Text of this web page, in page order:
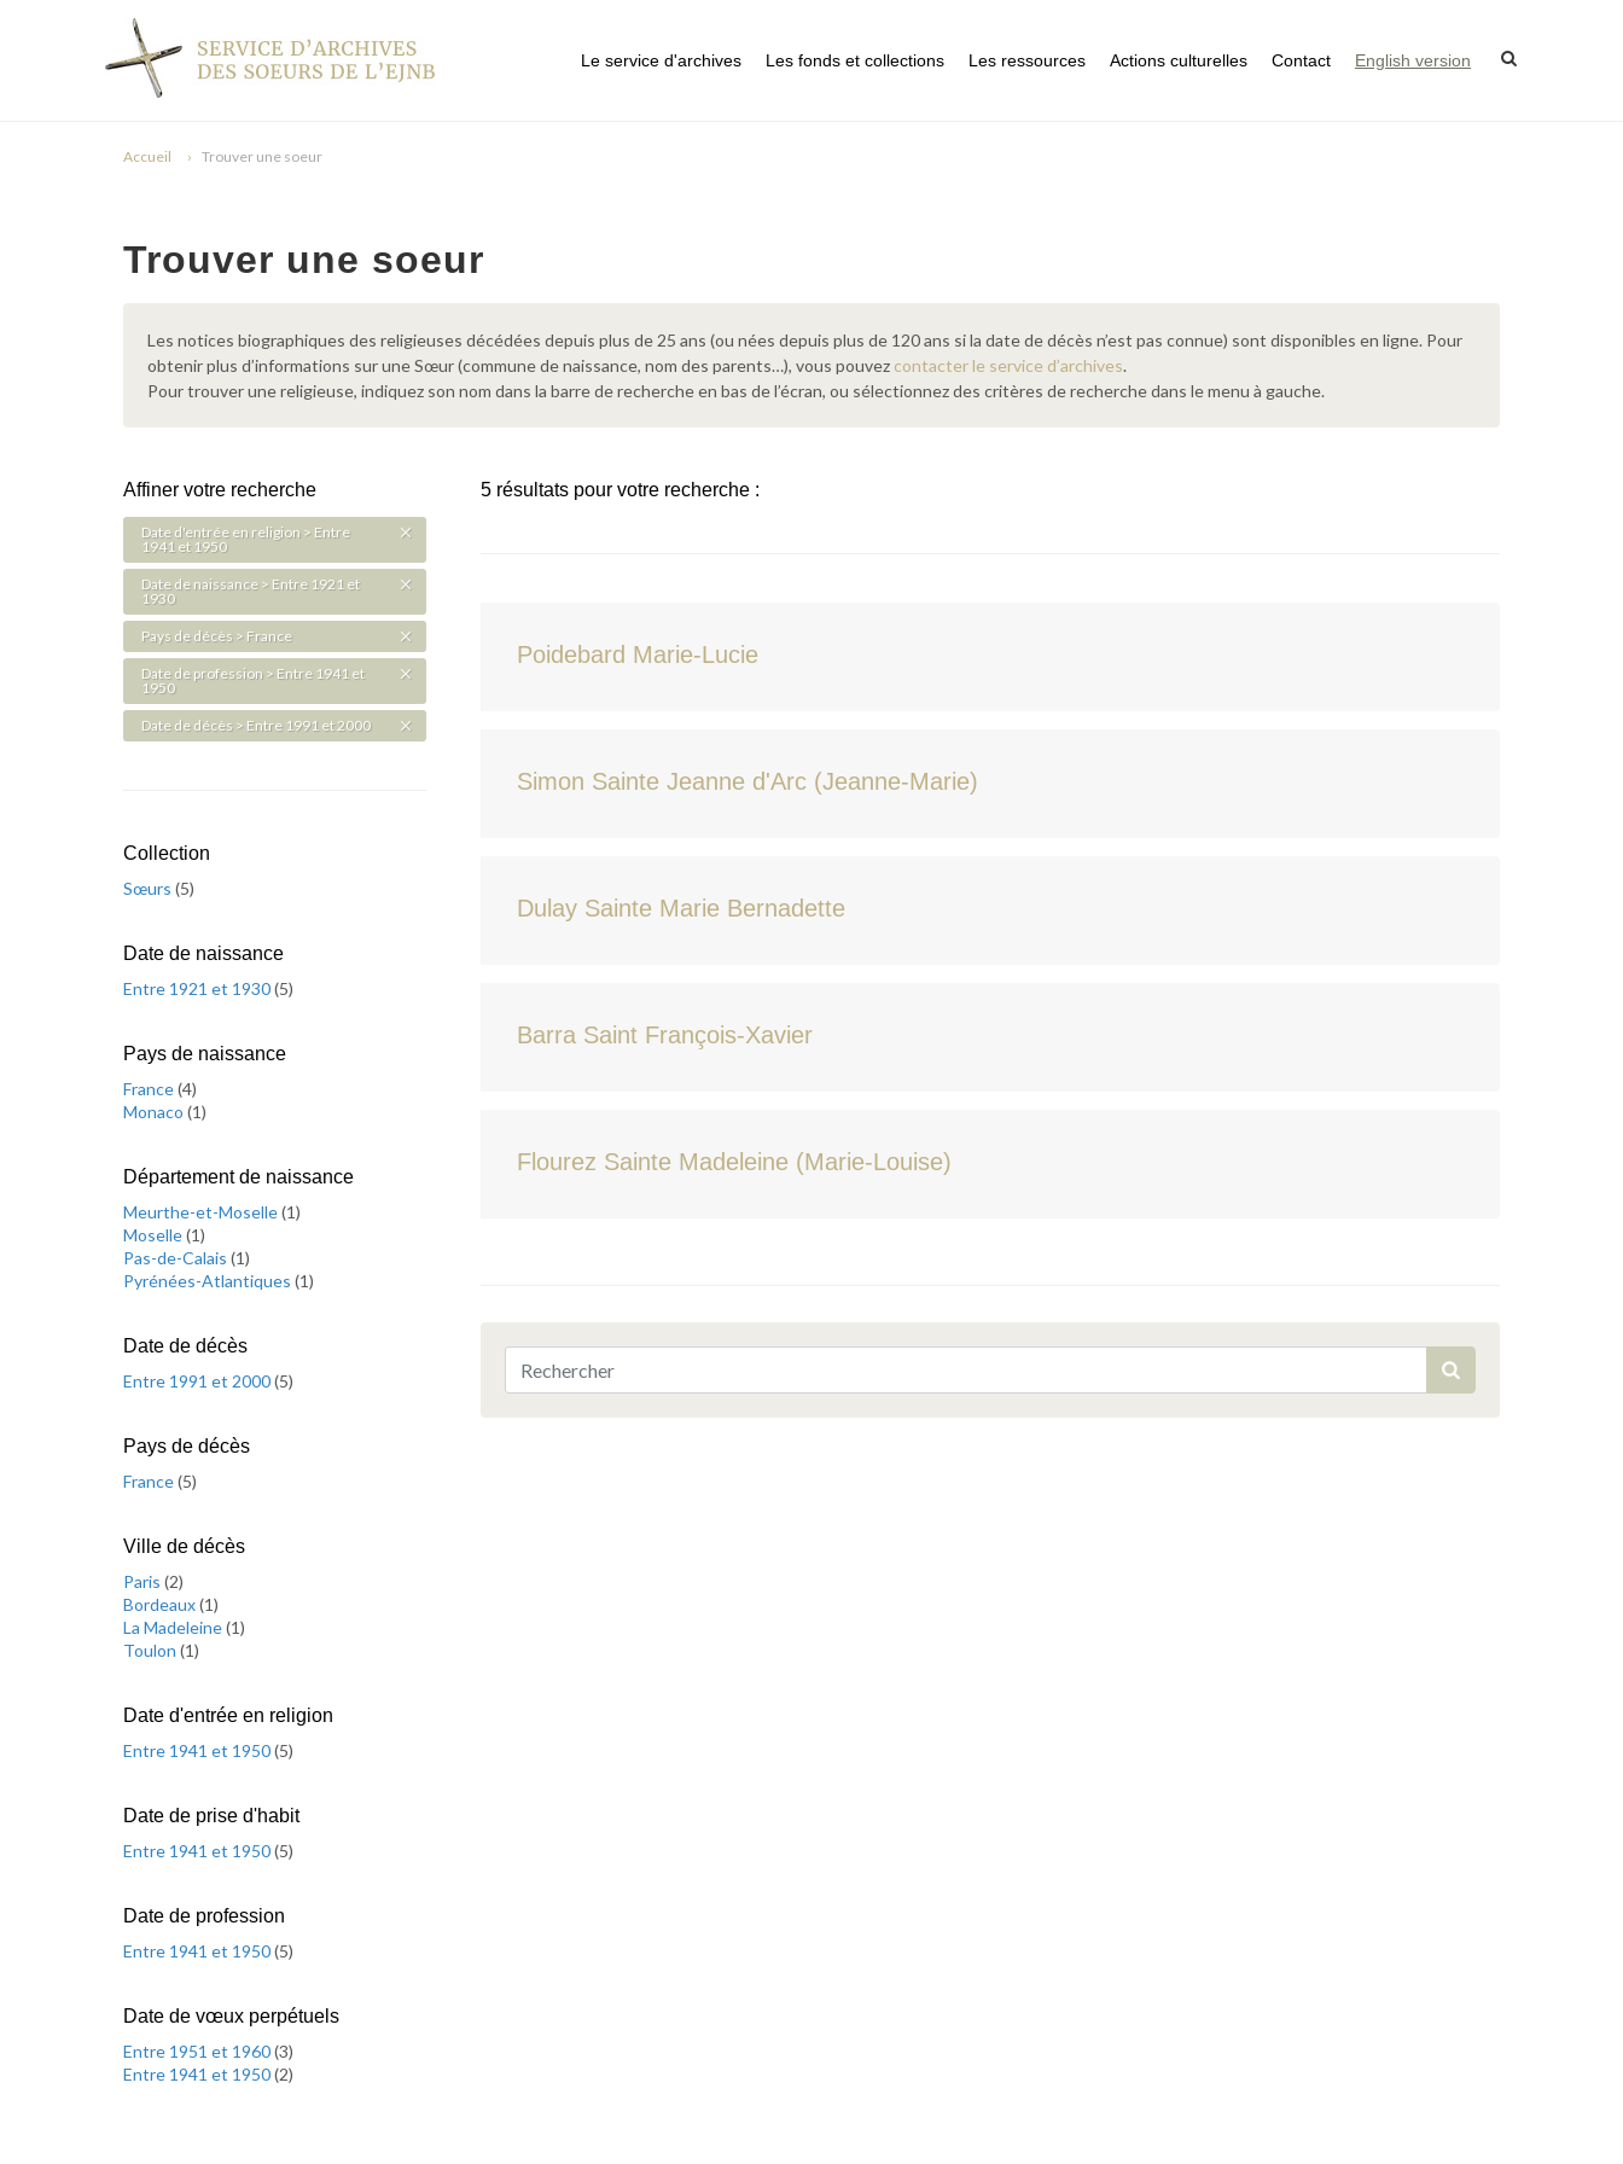
Le service d'archives Les fonds et collections Les ressources Actions culturelles Contact English version
Accueil Trouver une soeur
Trouver une soeur
Les notices biographiques des religieuses décédées depuis plus de 25 ans (ou nées depuis plus de 120 ans si la date de décès n’est pas connue) sont disponibles en ligne. Pour
obtenir plus d’informations sur une Sœur (commune de naissance, nom des parents…), vous pouvez contacter le service d’archives.
Pour trouver une religieuse, indiquez son nom dans la barre de recherche en bas de l’écran, ou sélectionnez des critères de recherche dans le menu à gauche.
5 résultats pour votre recherche :
Poidebard Marie-Lucie
Simon Sainte Jeanne d'Arc (Jeanne-Marie)
Dulay Sainte Marie Bernadette
Barra Saint François-Xavier
Flourez Sainte Madeleine (Marie-Louise)
Affiner votre recherche
Date d'entrée en religion > Entre
1941 et 1950
Date de naissance > Entre 1921 et
1930
Pays de décès > France
Date de profession > Entre 1941 et
1950
Date de décès > Entre 1991 et 2000
Collection
Sœurs (5)
Date de naissance
Entre 1921 et 1930(5)
Pays de naissance
France(4)
Monaco (1)
Département de naissance
Meurthe-et-Moselle(1)
Moselle(1)
Pas-de-Calais (1)
Pyrénées-Atlantiques (1)
Date de décès
Entre 1991 et 2000(5)
Pays de décès
France(5)
Ville de décès
Paris (2)
Bordeaux(1)
La Madeleine(1)
Toulon (1)
Date d'entrée en religion
Entre 1941 et 1950(5)
Date de prise d'habit
Entre 1941 et 1950(5)
Date de profession
Entre 1941 et 1950(5)
Date de vœux perpétuels
Entre 1951 et 1960(3)
Entre 1941 et 1950(2)